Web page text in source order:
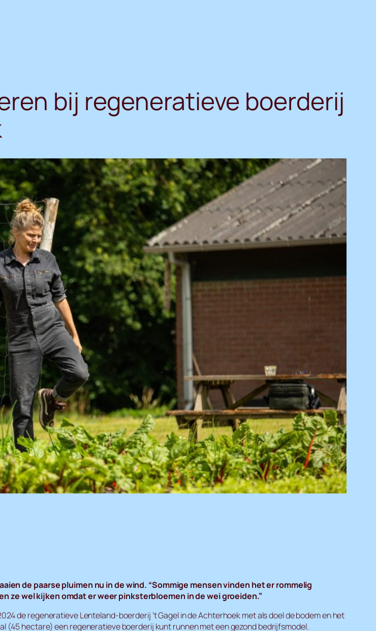
bij regeneratieve boerderij
de paarse pluimen nu in de wind. “Sommige mensen vinden het er rommelig
ze wel kijken omdat er weer pinksterbloemen in de wei groeiden.”
de regeneratieve Lenteland-boerderij ’t Gagel in de Achterhoek met als doel de bodem en het
hectare) een regeneratieve boerderij kunt runnen met een gezond bedrijfsmodel.